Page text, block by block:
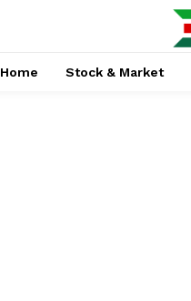
Home Stock & Market